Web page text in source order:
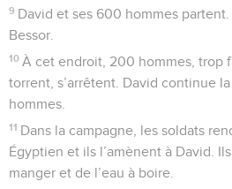
9 David et ses 600 hommes
Bessor.
10 À cet endroit, 200 hommes, trop
torrent, s’arrêtent. David continue
hommes.
11 Dans la campagne, les soldats
Égyptien et ils l’amènent à David.
manger et de l’eau à boire.